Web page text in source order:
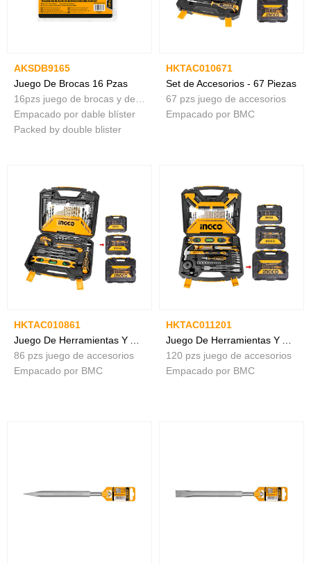
AKSDB9165
Juego De Brocas 16 Pzas
16pzs juego de brocas y destornillador
Empacado por dable blíster
Packed by double blister
HKTAC010671
Set de Accesorios - 67 Piezas
67 pzs juego de accesorios
Empacado por BMC
HKTAC010861
Juego De Herramientas Y Accesorios - 86 Piezas
86 pzs juego de accesorios
Empacado por BMC
HKTAC011201
Juego De Herramientas Y Accesorios 120 Piezas
120 pzs juego de accesorios
Empacado por BMC